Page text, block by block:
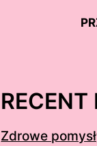
RECENT
Zdrowe